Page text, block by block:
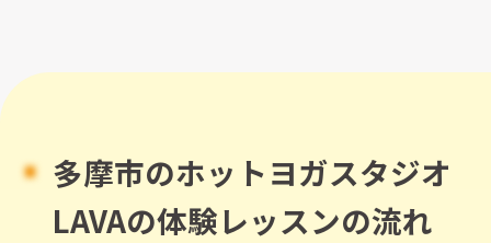
多摩市のホットヨガスタジオ
LAVAの体験レッスンの流れ